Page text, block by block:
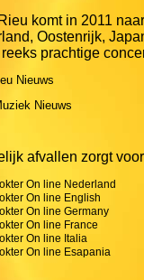
komt in 2011
Oostenrijk,
prachtige
Nieuws
Nieuws
afvallen zorgt
On line Nederland
On line English
On line Germany
On line France
On line Italia
On line Esapania